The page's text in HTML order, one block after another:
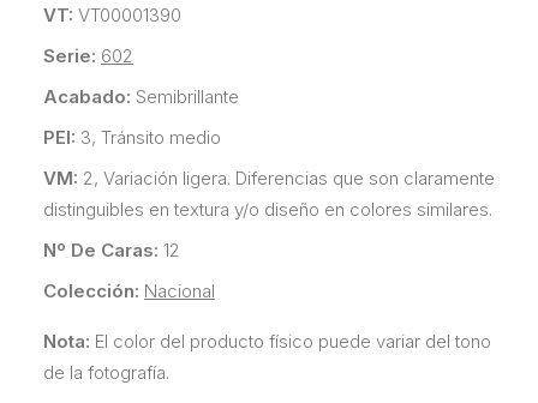
VT: VT00001390
Serie: 602
Acabado: Semibrillante
PEI: 3, Tránsito medio
VM: 2, Variación ligera. Diferencias que son claramente
distinguibles en textura y/o diseño en colores similares.
Nº De Caras: 12
Colección: Nacional
Nota: El color del producto físico puede variar del tono
de la fotografía.